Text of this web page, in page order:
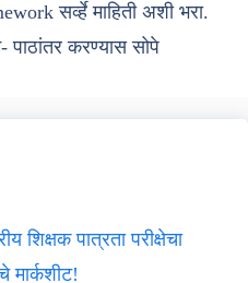
सर्व्हे माहिती अशी भरा.
पाठांतर करण्यास सोपे
शिक्षक पात्रता परीक्षेचा
मार्कशीट!